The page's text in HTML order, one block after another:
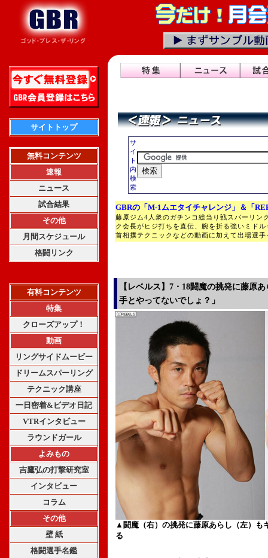
サイトトップ
無料コンテンツ
速報
ニュース
試合結果
その他
月間スケジュール
格闘リンク
有料コンテンツ
特集
クローズアップ！
動画
リングサイドムービー
ドリームスパーリング
テクニック講座
一日密着&ビデオ日記
VTRインタビュー
ラウンドガール
よみもの
吉鷹弘の打撃研究室
インタビュー
コラム
その他
壁 紙
格闘選手名鑑
サ
イ
ト
内
検
索
GBRの「M-1ムエタイチャレンジ」＆「
藤原ジム4人衆のガチンコ総当り戦スパーリン
ク会長がヒジ打ちを直伝、腕を折る強いミド
首相撲テクニックなどの動画に加えて出場選
【レベルス】7・18闘魔の挑発に藤原
手とやってないでしょ？」
▲闘魔（右）の挑発に藤原あらし（左）も
る